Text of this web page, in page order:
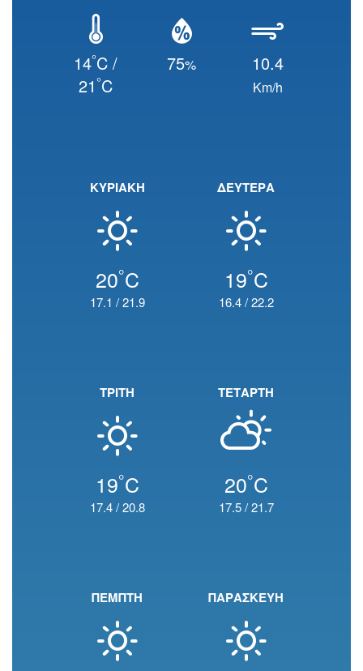
14°C /
21°C
75% 10.4
Km/h
ΚΥΡΙΑΚΗ
20°C
17.1 /21.9
ΔΕΥΤΕΡΑ
19°C
16.4/22.2
ΤΡΙΤΗ
19°C
17.4/20.8
ΤΕΤΑΡΤΗ
20°C
17.5/21.7
ΠΕΜΠΤΗ ΠΑΡΑΣΚΕΥΗ